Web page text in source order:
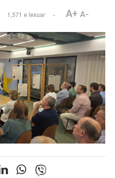
1,571 e lexuar A+ A-